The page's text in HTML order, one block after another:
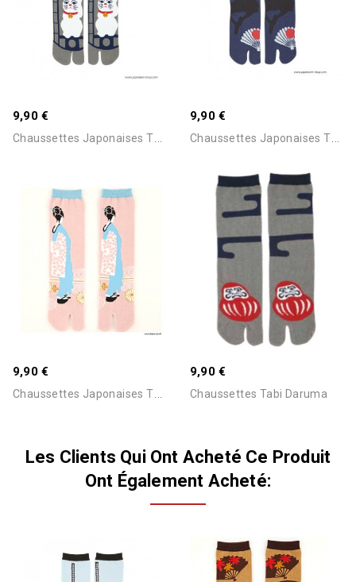
9,90 €
CHaussettes Japonaises Tabi...
9,90 €
CHaussettes Japonaises Tabi...
9,90 €
CHaussettes Japonaises Tabi...
9,90 €
Chaussettes Tabi Daruma
Les Clients Qui Ont Acheté Ce Produit
Ont Également Acheté: